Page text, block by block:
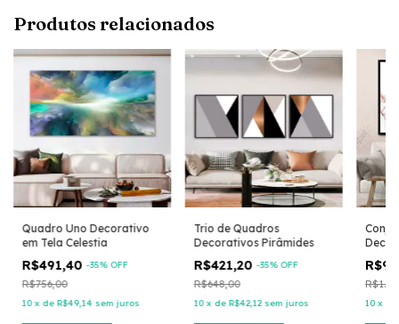
Produtos relacionados
Quadro Uno Decorativo
em Tela Celestia
R$491,40-35% OFF
R$756,00
10 x de R$49,14 sem juros
Trio de Quadros
Decorativos Pirâmides
R$421,20-35% OFF
R$648,00
10 x de R$42,12 sem juros 10 x